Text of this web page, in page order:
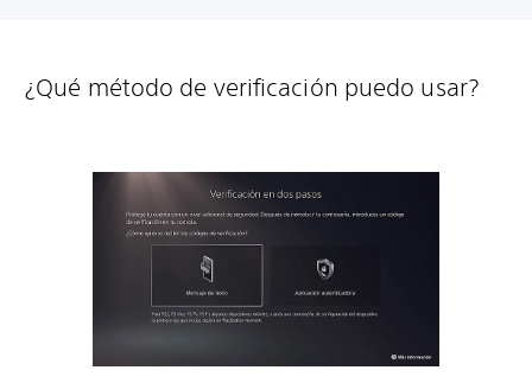
¿Qué método de verificación puedo usar?